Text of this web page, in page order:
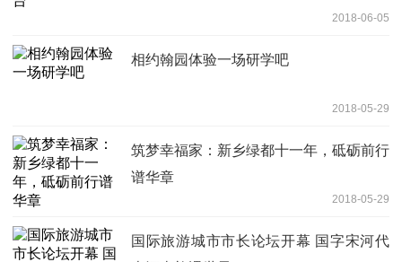
2018-06-05
相约翰园体验一场研学吧
2018-05-29
筑梦幸福家：新乡绿都十一年，砥砺前行
谱华章
2018-05-29
国际旅游城市市长论坛开幕 国字宋河代